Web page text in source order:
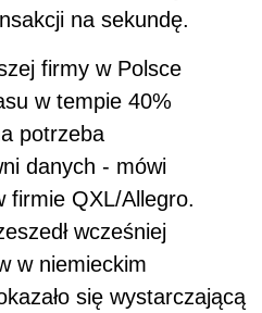
na sekundę.
firmy w Polsce
w tempie 40%
potrzeba
danych - mówi
firmie QXL/Allegro.
wcześniej
w niemieckim
się wystarczającą